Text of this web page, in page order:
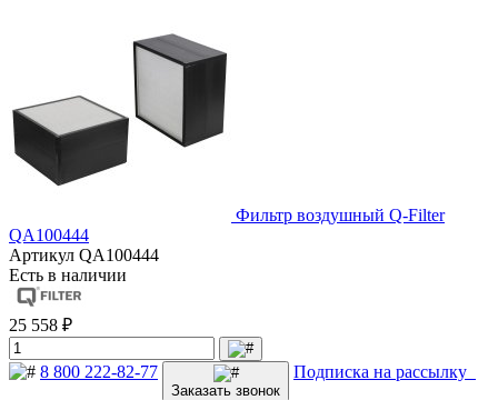
Фильтр воздушный Q-Filter
QA100444
Артикул QA100444
Есть в наличии
25 558 ₽
8 800 222-82-77
Заказать звонок
Подписка на рассылку